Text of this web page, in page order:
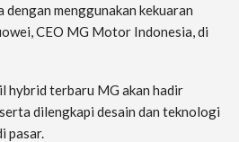
dengan menggunakan kekuaran
CEO MG Motor Indonesia, di
hybrid terbaru MG akan hadir
dilengkapi desain dan teknologi
pasar.